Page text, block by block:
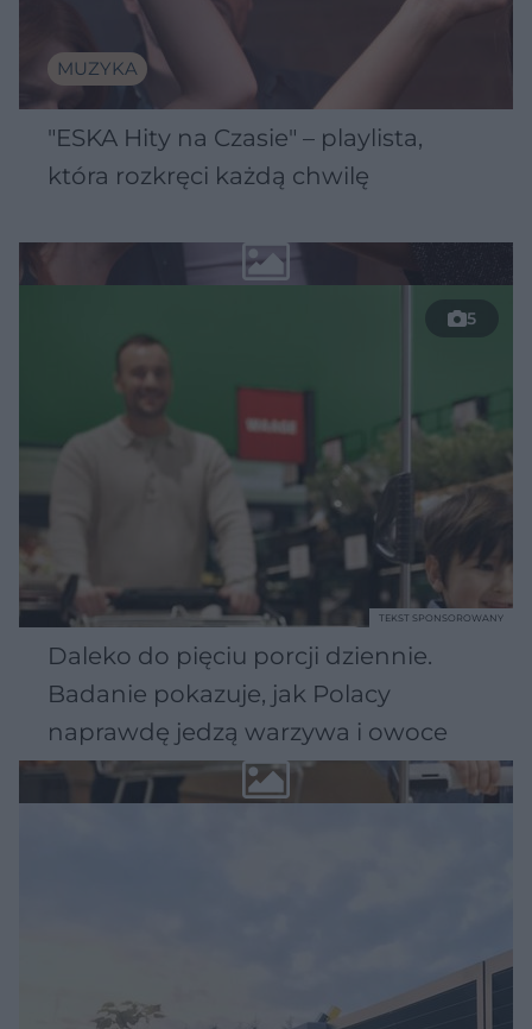
MUZYKA
"ESKA Hity na Czasie" – playlista,
która rozkręci każdą chwilę
5
Daleko do pięciu porcji dziennie.
Badanie pokazuje, jak Polacy
naprawdę jedzą warzywa i owoce
TEKST SPONSOROWANY